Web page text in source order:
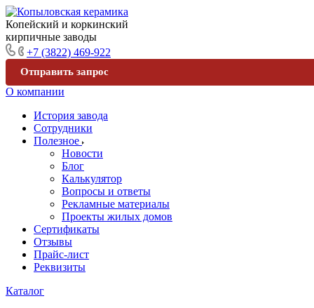
Копейский и коркинский
кирпичные заводы
+7 (3822) 469-922
Отправить запрос
О компании
История завода
Сотрудники
Полезное
Новости
Блог
Калькулятор
Вопросы и ответы
Рекламные материалы
Проекты жилых домов
Сертификаты
Отзывы
Прайс-лист
Реквизиты
Каталог